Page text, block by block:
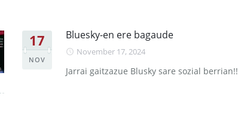
17
NOV
Bluesky-en ere bagaude
November 17, 2024
Jarrai gaitzazue Blusky sare sozial berrian!!